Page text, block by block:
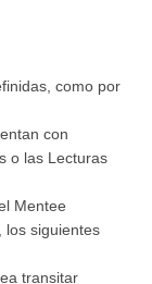
como por
con
o las Lecturas
Mentee
los siguientes
transitar